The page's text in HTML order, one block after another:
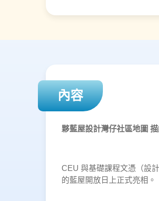
內容
夥藍屋設計灣仔社區地圖
CEU 與基礎課程文憑（設
的藍屋開放日上正式亮相。